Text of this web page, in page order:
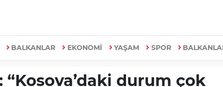
BALKANLAR EKONOMİ YAŞAM SPOR
“Kosova’daki durum çok